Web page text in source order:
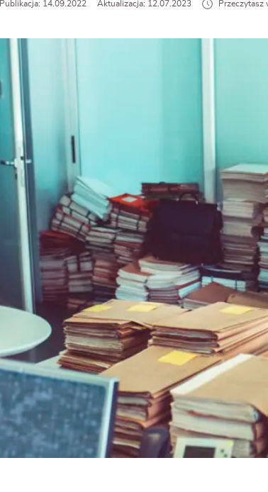
Publikacja: 14.09.2022 Aktualizacja: 12.07.2023 Przeczytasz